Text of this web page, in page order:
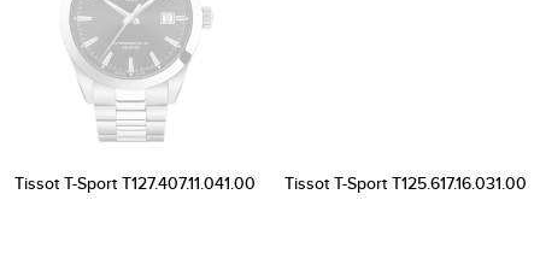
Tissot T-Sport T127.407.11.041.00 Tissot T-Sport T125.617.16.031.00